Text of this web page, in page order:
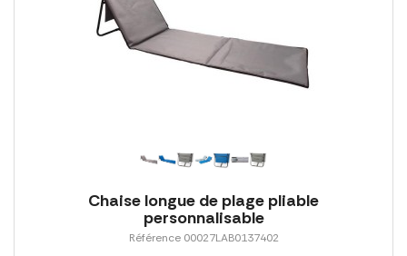
Chaise longue de plage pliable
personnalisable
Référence 00027LAB0137402